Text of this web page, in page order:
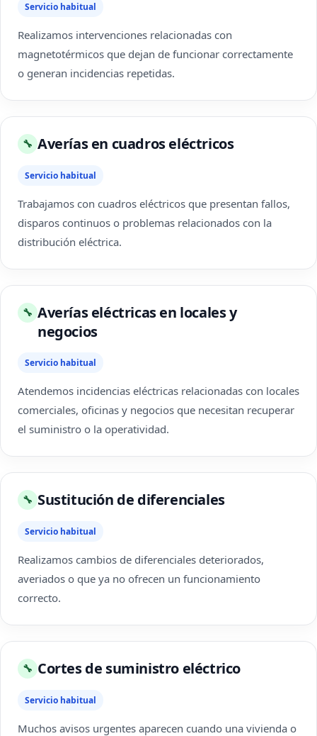
Servicio habitual
Realizamos intervenciones relacionadas con
magnetotérmicos que dejan de funcionar correctamente
o generan incidencias repetidas.
🔧 Averías en cuadros eléctricos
Servicio habitual
Trabajamos con cuadros eléctricos que presentan fallos,
disparos continuos o problemas relacionados con la
distribución eléctrica.
🔧 Averías eléctricas en locales y
negocios
Servicio habitual
Atendemos incidencias eléctricas relacionadas con locales
comerciales, oficinas y negocios que necesitan recuperar
el suministro o la operatividad.
🔧 Sustitución de diferenciales
Servicio habitual
Realizamos cambios de diferenciales deteriorados,
averiados o que ya no ofrecen un funcionamiento
correcto.
🔧 Cortes de suministro eléctrico
Servicio habitual
Muchos avisos urgentes aparecen cuando una vivienda o